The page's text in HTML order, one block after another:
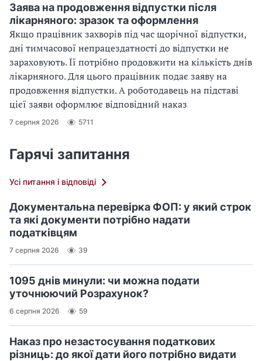
Заява на продовження відпустки після
лікарняного: зразок та оформлення
Якщо працівник захворів під час щорічної відпустки,
дні тимчасової непрацездатності до відпустки не
зараховують. Її потрібно продовжити на кількість днів
лікарняного. Для цього працівник подає заяву на
продовження відпустки. А роботодавець на підставі
цієї заяви оформлює відповідний наказ
7 серпня 2026 5711
Гарячі запитання
Усі питання і відповіді
Документальна перевірка ФОП: у який строк
та які документи потрібно надати
податківцям
7 серпня 2026 39
1095 днів минули: чи можна подати
уточнюючий Розрахунок?
6 серпня 2026 59
Наказ про незастосування податкових
різниць: до якої дати його потрібно видати